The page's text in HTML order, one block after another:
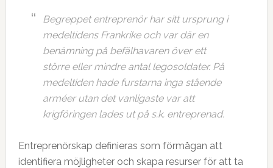
Begreppet entreprenör har sitt ursprung i
medeltidens Frankrike och var där en
benämning på befälhavaren över ett
större eller mindre antal legosoldater. På
medeltiden hade furstarna inga stående
arméer utan det vanligaste var att
krigföringen lades ut på s.k. entreprenad.
Entreprenörskap definieras som förmågan att
identifiera möjligheter och skapa resurser för att ta